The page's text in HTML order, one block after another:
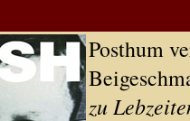
Posthum
zu